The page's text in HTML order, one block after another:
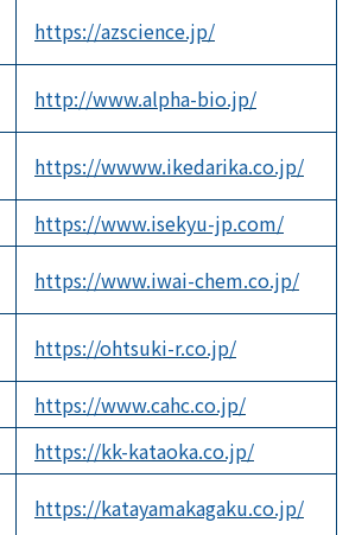
https://azscience.jp/
http://www.alpha-bio.jp/
https://wwww.ikedarika.co.jp/
https://www.isekyu-jp.com/
https://www.iwai-chem.co.jp/
https://ohtsuki-r.co.jp/
https://www.cahc.co.jp/
https://kk-kataoka.co.jp/
https://katayamakagaku.co.jp/